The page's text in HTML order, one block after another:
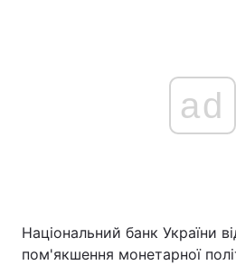
Головна
ad
Національний банк України
пом'якшення монетарної